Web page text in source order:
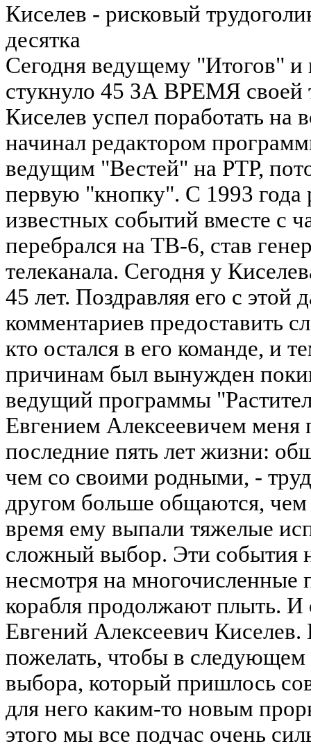
Киселев - рисковый
десятка
Сегодня ведущему "Итогов" и
стукнуло 45 ЗА ВРЕМЯ своей
Киселев успел поработать на
начинал редактором
ведущим "Вестей" на РТР,
первую "кнопку". С 1993
известных событий вместе с
перебрался на ТВ-6, став
телеканала. Сегодня у
45 лет. Поздравляя его с этой
комментариев предоставить
кто остался в его команде, и
причинам был вынужден
ведущий программы
Евгением Алексеевичем меня
последние пять лет жизни:
чем со своими родными, -
другом больше общаются,
время ему выпали тяжелые
сложный выбор. Эти события
несмотря на многочисленные
корабля продолжают плыть. И
Евгений Алексеевич
пожелать, чтобы в следующем
выбора, который пришлось
для него каким-то новым
этого мы все подчас очень